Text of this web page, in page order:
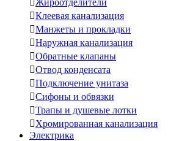
Жироотделители
Клеевая канализация
Манжеты и прокладки
Наружная канализация
Обратные клапаны
Отвод конденсата
Подключение унитаза
Сифоны и обвязки
Трапы и душевые лотки
Хромированная канализация
Электрика